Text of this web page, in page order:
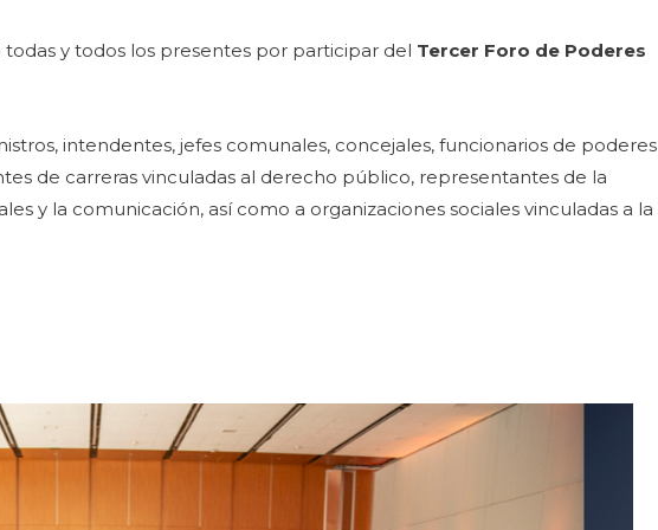
y todos los presentes por participar del Tercer Foro de Poderes
intendentes, jefes comunales, concejales, funcionarios de poderes
de carreras vinculadas al derecho público, representantes de la
y la comunicación, así como a organizaciones sociales vinculadas a la